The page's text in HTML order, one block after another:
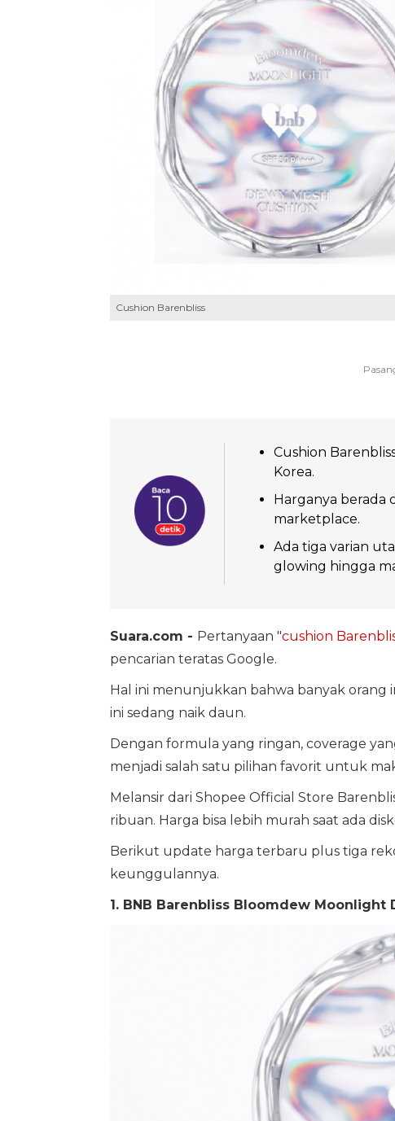
Cushion Barenbliss
Cushion
Korea.
Harganya berada
marketplace.
Ada tiga varian
glowing hingga
Suara.com - Pertanyaan "cushion
pencarian teratas Google.
Hal ini menunjukkan bahwa banyak orang
ini sedang naik daun.
Dengan formula yang ringan, coverage
menjadi salah satu pilihan favorit untuk
Melansir dari Shopee Official Store
ribuan. Harga bisa lebih murah saat ada
Berikut update harga terbaru plus tiga
keunggulannya.
1. BNB Barenbliss Bloomdew Moonlight